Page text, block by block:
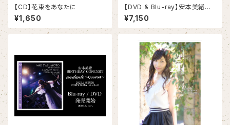
【CD】花束をあなたに
¥1,650
【DVD & Blu-ray】安本美緒コ
ンサート2017「Meditation」
¥7,150